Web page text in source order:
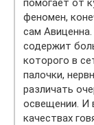
помогает от
феномен,
сам
содержит
которого в
палочки,
различать
освещении. И
качествах